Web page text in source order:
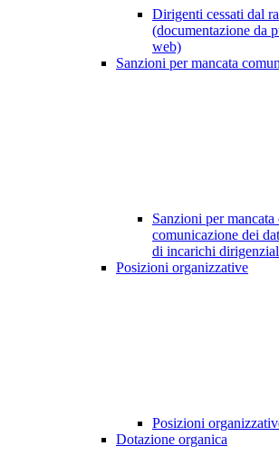
Dirigenti cessati dal
(documentazione da
web)
Sanzioni per mancata
Sanzioni per
comunicazione dei
di incarichi
Posizioni organizzative
Posizioni
Dotazione organica